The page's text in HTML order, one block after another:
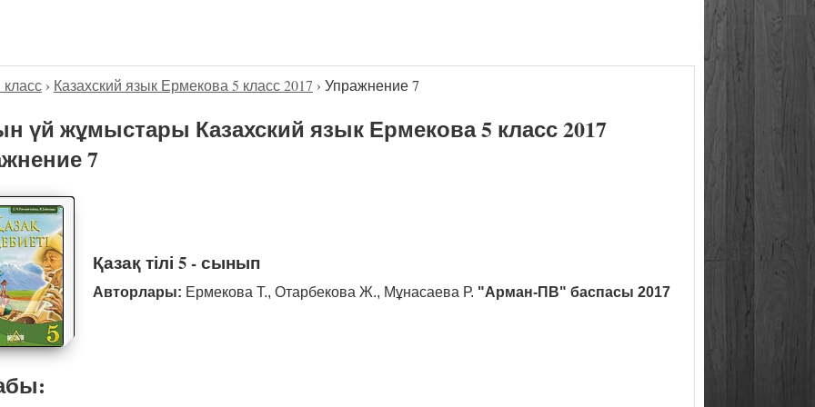
класс › Казахский язык Ермекова 5 класс 2017 › Упражнение 7
үй жұмыстары Казахский язык Ермекова 5 класс 2017
7
Қазақ тілі 5 - сынып
Авторлары: Ермекова Т., Отарбекова Ж., Мұнасаева Р. "Арман-ПВ" баспасы 2017